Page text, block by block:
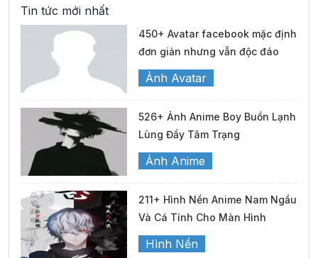
Tin tức mới nhất
450+ Avatar facebook mặc định
đơn giản nhưng vẫn độc đáo
Ảnh Avatar
526+ Ảnh Anime Boy Buồn Lạnh
Lùng Đầy Tâm Trạng
Ảnh Anime
211+ Hình Nền Anime Nam Ngầu
Và Cá Tính Cho Màn Hình
Hình Nền